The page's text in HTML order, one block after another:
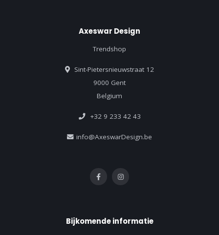
Axeswar Design
Trendshop
Sint-Pietersnieuwstraat 12
9000 Gent
Belgium
+32 9 233 42 43
info@AxeswarDesign.be
Bijkomende informatie